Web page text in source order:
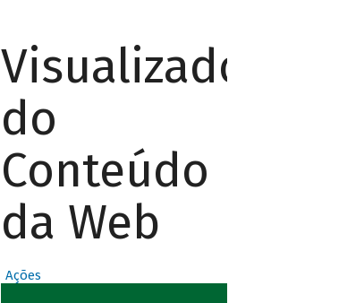
Visualizador
do
Conteúdo
da Web
Ações